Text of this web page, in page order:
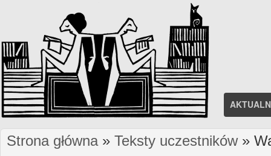
Jesteś tutaj
Strona główna» Teksty uczestników»